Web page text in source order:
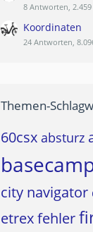
8 Antworten,
Koordinaten
24 Antworten,
Themen-
60csx absturz
city navigator
etrexfehler